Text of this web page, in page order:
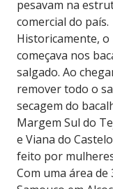
pesavam na
comercial do país.
Historicamente, o
começava nos
salgado. Ao
remover todo o
secagem do
Margem Sul do
e Viana do
feito por
Com uma área de